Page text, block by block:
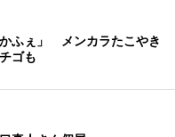
ふぇ」 メンカラたこやき
ゴも